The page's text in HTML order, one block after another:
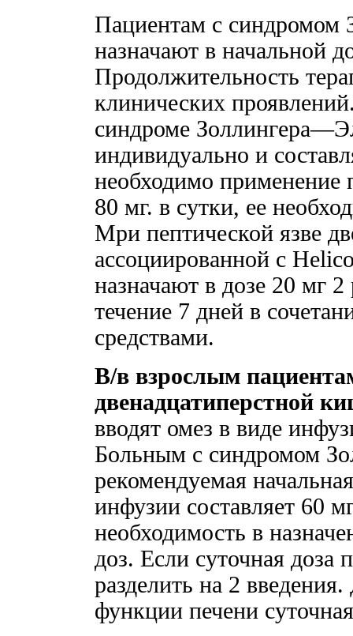
Пациентам с синдромом
назначают в начальной
Продолжительность
клинических
синдроме
индивидуально и
необходимо применение
80 мг. в сутки, ее
Мри пептической язве
ассоциированной с
назначают в дозе 20 мг
течение 7 дней в
средствами.
В/в взрослым
двенадцатиперстной
вводят омез в виде
Больным с синдромом
рекомендуемая
инфузии составляет 60
необходимость в
доз. Если суточная доза
разделить на 2
функции печени